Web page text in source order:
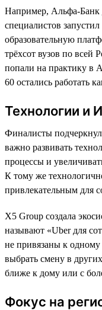
Например, Альфа-Банк
специалистов
образовательную
трёхсот вузов по всей
попали на практику в
60 остались работать
Технологии и
Финалисты
важно развивать
процессы и
К тому же
привлекательным для
X5 Group создала
называют «Uber для
не привязаны к
выбрать смену в
ближе к дому или с
Фокус на